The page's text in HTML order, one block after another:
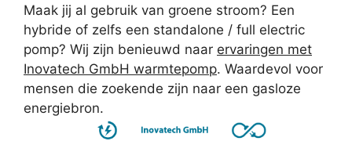
Maak jij al gebruik van groene stroom? Een
hybride of zelfs een standalone / full electric
pomp? Wij zijn benieuwd naar ervaringen met
Inovatech GmbH warmtepomp. Waardevol voor
mensen die zoekende zijn naar een gasloze
energiebron.